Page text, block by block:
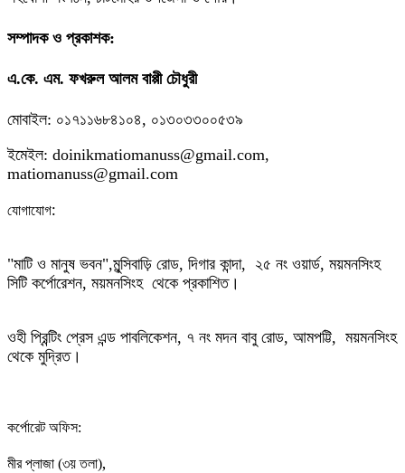
সম্পাদক ও প্রকাশক:
এ.কে. এম. ফখরুল আলম বাপ্পী চৌধুরী
মোবাইল: ০১৭১১৬৮৪১০৪, ০১৩০৩৩০০৫৩৯
ইমেইল: doinikmatiomanuss@gmail.com,
matiomanuss@gmail.com
যোগাযোগ:
"মাটি ও মানুষ ভবন",মুন্সিবাড়ি রোড, দিগার কান্দা, ২৫ নং ওয়ার্ড, ময়মনসিংহ
সিটি কর্পোরেশন, ময়মনসিংহ থেকে প্রকাশিত।
ওহী প্রিন্টিং প্রেস এন্ড পাবলিকেশন, ৭ নং মদন বাবু রোড, আমপট্টি, ময়মনসিংহ
থেকে মুদ্রিত।
কর্পোরেট অফিস:
মীর প্লাজা (৩য় তলা),